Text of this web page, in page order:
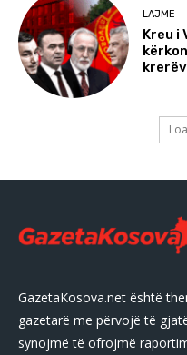
LAJME
Kreu i
GazetaKosova.net është
gazetarë me përvojë të
synojmë të ofrojmë